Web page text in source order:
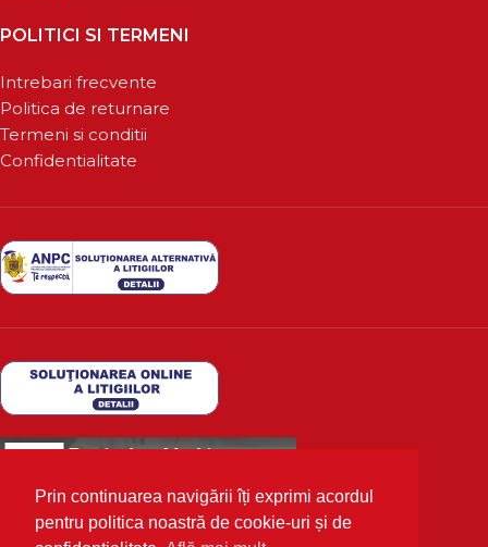
Prin continuarea navigării îți exprimi acordul
pentru politica noastră de cookie-uri și de
POLITICI SI TERMENI
Intrebari frecvente
Politica de returnare
Termeni si conditii
Confidentialitate